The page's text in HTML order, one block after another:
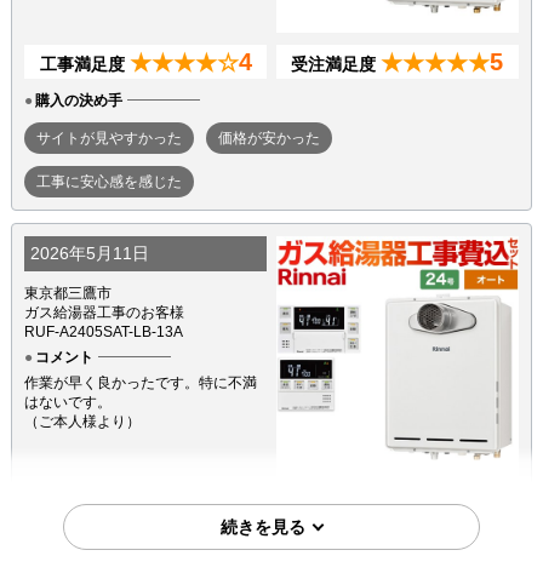
工事満足度 ★★★★☆4 受注満足度 ★★★★★5
購入の決め手
サイトが見やすかった 価格が安かった
工事に安心感を感じた
2026年5月11日
東京都三鷹市
ガス給湯器工事のお客様
RUF-A2405SAT-LB-13A
コメント
作業が早く良かったです。特に不満
はないです。
（ご本人様より）
工事満足度 ★★★★☆4 受注満足度 ★★★☆☆
購入の決め手